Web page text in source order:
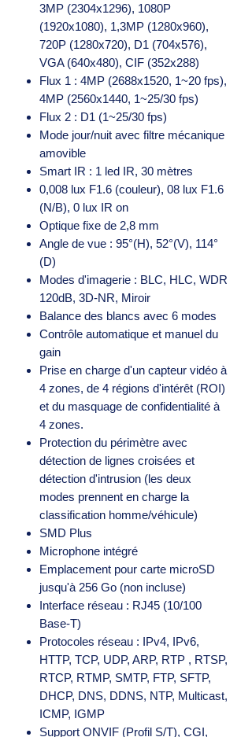
3MP (2304x1296), 1080P
(1920x1080), 1,3MP (1280x960),
720P (1280x720), D1 (704x576),
VGA (640x480), CIF (352x288)
Flux 1 : 4MP (2688x1520, 1~20 fps),
4MP (2560x1440, 1~25/30 fps)
Flux 2 : D1 (1~25/30 fps)
Mode jour/nuit avec filtre mécanique
amovible
Smart IR : 1 led IR, 30 mètres
0,008 lux F1.6 (couleur), 08 lux F1.6
(N/B), 0 lux IR on
Optique fixe de 2,8 mm
Angle de vue : 95°(H), 52°(V), 114°
(D)
Modes d'imagerie : BLC, HLC, WDR
120dB, 3D-NR, Miroir
Balance des blancs avec 6 modes
Contrôle automatique et manuel du
gain
Prise en charge d'un capteur vidéo à
4 zones, de 4 régions d'intérêt (ROI)
et du masquage de confidentialité à
4 zones.
Protection du périmètre avec
détection de lignes croisées et
détection d'intrusion (les deux
modes prennent en charge la
classification homme/véhicule)
SMD Plus
Microphone intégré
Emplacement pour carte microSD
jusqu'à 256 Go (non incluse)
Interface réseau : RJ45 (10/100
Base-T)
Protocoles réseau : IPv4, IPv6,
HTTP, TCP, UDP, ARP, RTP , RTSP,
RTCP, RTMP, SMTP, FTP, SFTP,
DHCP, DNS, DDNS, NTP, Multicast,
ICMP, IGMP
Support ONVIF (Profil S/T), CGI,